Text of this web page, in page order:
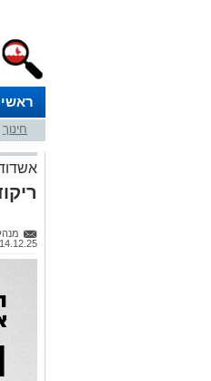
ראשי
חינוך
14.12.25 / 00:42